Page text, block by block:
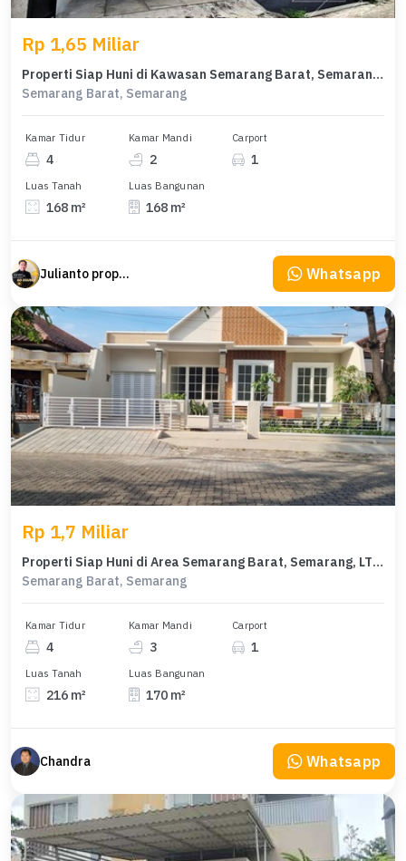
Rp 1,65 Miliar
Properti Siap Huni di Kawasan Semarang Barat, Semarang, LT 168m²
Semarang Barat, Semarang
Kamar Tidur
4
Kamar Mandi
2
Carport
1
Luas Tanah
168 m²
Luas Bangunan
168 m²
Julianto property Julianto Whatsapp
Rp 1,7 Miliar
Properti Siap Huni di Area Semarang Barat, Semarang, LT 216m²
Semarang Barat, Semarang
Kamar Tidur
4
Kamar Mandi
3
Carport
1
Luas Tanah
216 m²
Luas Bangunan
170 m²
Chandra Whatsapp